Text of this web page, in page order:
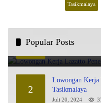
Tasikmalaya
Popular Posts
1 Lowongan Kerja
2
Lowongan Kerja
Tasikmalaya
Juli 20, 2024